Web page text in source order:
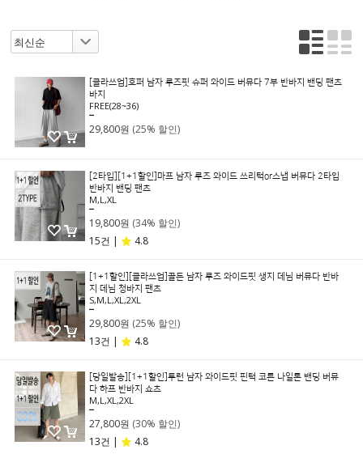
[클라쓰업]호퍼 남자 루즈핏 슈퍼 와이드 버뮤다 7부 반바지 밴딩 팬츠
바지
FREE(28~36)
29,800원 (25% 할인)
[2타입][1+1할인]마프 남자 루즈 와이드 쓰리턱or스냅 버뮤다 2타입
반바지 밴딩 팬츠
M,L,XL
19,800원 (34% 할인)
15건 |
4.8
[1+1할인][클라쓰업]골든 남자 루즈 와이드핏 생지 데님 버뮤다 반바
지 데님 청바지 팬츠
S,M,L,XL,2XL
29,800원 (25% 할인)
13건 |
4.8
[당일발송][1+1할인]투런 남자 와이드핏 핀턱 코튼 나일론 밴딩 버뮤
다 하프 반바지 쇼츠
M,L,XL,2XL
27,800원 (30% 할인)
13건 |
4.8